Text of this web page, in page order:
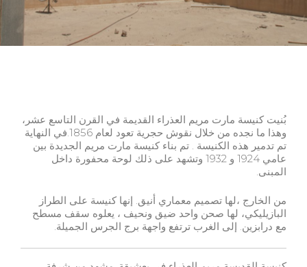
بُنيت كنيسة مارت مريم العذراء القديمة في القرن التاسع عشر،
وهذا ما نجده من خلال نقوش حجرية تعود لعام 1856.في النهاية
تم تدمير هذه الكنيسة . تم بناء كنيسة مارت مريم الجديدة بين
عامي 1924 و 1932 وتشهد على ذلك لوحة محفورة داخل
المبنى.
من الخارج ،لها تصميم معماري أنيق. إنها كنيسة على الطراز
البازيليكي، لها صحن واحد ضيق ونحيف ، يعلوه سقف مسطح
مع درابزين. إلى الغرب ترتفع واجهة برج الجرس الجميلة.